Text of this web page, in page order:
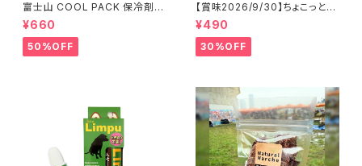
富士山 COOL PACK 保冷剤 2
個セット ひんやり雑貨 アイスパ
ックla flaner ラフラネ
¥660
50%OFF
【賞味2026/9/30】ちょこっと
「鹿アキレス」ジビエ鹿 おやつ
¥490
30%OFF